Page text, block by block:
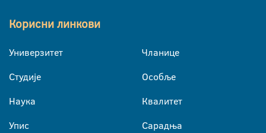
Корисни линкови
Универзитет
Студије
Наука
Упис
Чланице
Особље
Квалитет
Сарадња